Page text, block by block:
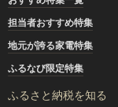
担当者おすすめ特集
地元が誇る家電特集
ふるなび限定特集
ふるさと納税を知る